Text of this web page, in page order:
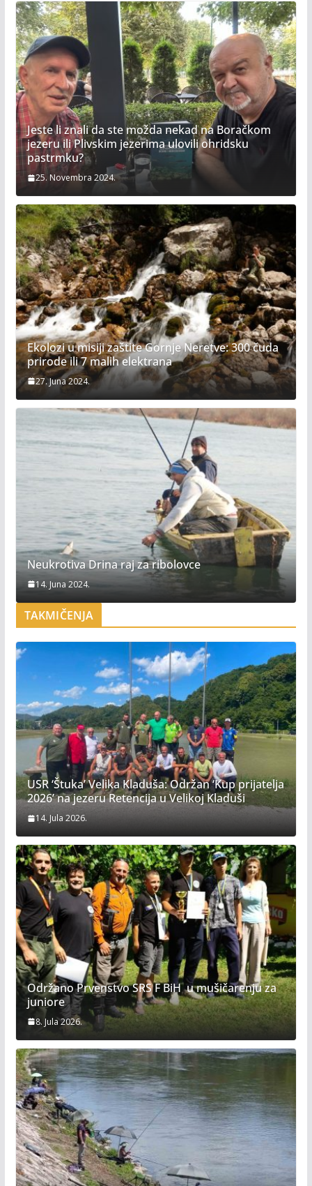
Jeste li znali da ste možda nekad na Boračkom
jezeru ili Plivskim jezerima ulovili ohridsku
pastrmku?
25. Novembra 2024.
Ekolozi u misiji zaštite Gornje Neretve: 300 čuda
prirode ili 7 malih elektrana
27. Juna 2024.
Neukrotiva Drina raj za ribolovce
14. Juna 2024.
TAKMIČENJA
USR ‘Štuka’ Velika Kladuša: Održan ‘Kup prijatelja
2026’ na jezeru Retencija u Velikoj Kladuši
14. Jula 2026.
Održano Prvenstvo SRS F BiH u mušičarenju za
juniore
8. Jula 2026.